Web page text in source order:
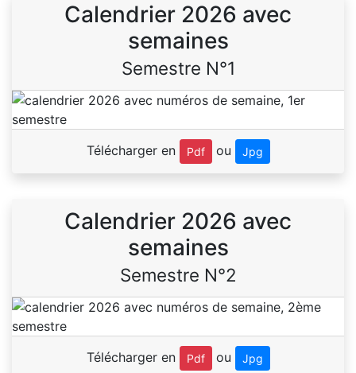
Calendrier 2026 avec
semaines
Semestre N°1
Télécharger en Pdf ou Jpg
Calendrier 2026 avec
semaines
Semestre N°2
Télécharger en Pdf ou Jpg